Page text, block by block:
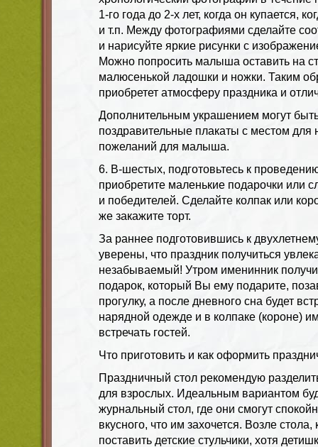
1-го года до 2-х лет, когда он купается,
и т.п. Между фотографиями сделайте
и нарисуйте яркие рисунки с
Можно попросить малыша оставить на
малюсенькой ладошки и ножки. Таким
приобретет атмосферу праздника и
Дополнительным украшением могут
поздравительные плакаты с местом для
пожеланий для малыша.
6. В-шестых, подготовьтесь к
приобретите маленькие подарочки или
и победителей. Сделайте колпак или
же закажите торт.
За раннее подготовившись к
уверены, что праздник получиться
незабываемый! Утром именинник
подарок, который Вы ему подарите,
прогулку, а после дневного сна будет
нарядной одежде и в колпаке (короне)
встречать гостей.
Что приготовить и как оформить
Праздничный стол рекомендую
для взрослых. Идеальным вариантом
журнальный стол, где они смогут
вкусного, что им захочется. Возле
поставить детские стульчики, хотя